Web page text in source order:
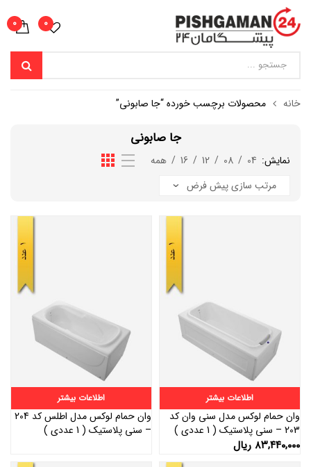
0
0
خانه محصولات برچسب خورده “جا صابونی”
جا صابونی
نمایش: 04
/
08
/
12
/
16
/ همه
اطلاعات بیشتر
وان حمام لوكس مدل سنی وان کد
203 – سنی پلاستیک ( 1 عددی )
۸۳,۴۴۰,۰۰۰ ریال
اطلاعات بیشتر
وان حمام لوكس مدل اطلس کد 204
– سنی پلاستیک ( 1 عددی )